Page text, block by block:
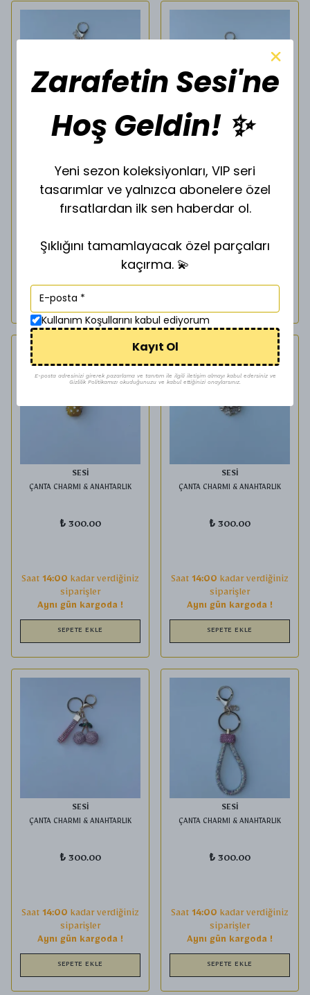
₺ 300.00
Saat14:00kadar verdiğiniz
SEPETE EKLE
₺ 300.00
Saat14:00kadar verdiğiniz
SESİ
ÇANTA CHARMI & ANAHTARLIK
₺ 300.00
Saat 14:00 kadar verdiğiniz
siparişler
Aynı gün kargoda !
SEPETE EKLE
SESİ
ÇANTA CHARMI & ANAHTARLIK
₺ 300.00
Saat 14:00 kadar verdiğiniz
siparişler
Aynı gün kargoda !
SEPETE EKLE
SESİ
ÇANTA CHARMI & ANAHTARLIK
₺ 300.00
Saat 14:00 kadar verdiğiniz
siparişler
Aynı gün kargoda !
SEPETE EKLE
SESİ
ÇANTA CHARMI & ANAHTARLIK
₺ 300.00
Saat 14:00 kadar verdiğiniz
siparişler
Aynı gün kargoda !
SEPETE EKLE
Zarafetin Sesi'ne
Hoş Geldin! ✨
Yeni sezon koleksiyonları, VIP seri
tasarımlar ve yalnızca abonelere özel
fırsatlardan ilk sen haberdar ol.
Şıklığını tamamlayacak özel parçaları
kaçırma. 💫
Kullanım Koşullarını kabul ediyorum
Kayıt Ol
E-posta adresinizi girerek pazarlama ve tanıtım ile ilgili iletişim almayı kabul edersiniz ve
Gizlilik Politikamızı okuduğunuzu ve kabul ettiğinizi onaylarsınız.